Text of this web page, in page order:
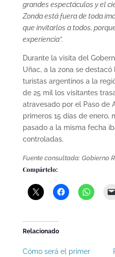
grandes espectáculos y el
Zonda está fuera de toda
que invitarlos a todos,
experiencia”.
Durante la visita del
Uñac, a la zona se
turistas argentinos a la
de 25 mil los visitantes
atravesado por el Paso de
primeros 15 días de enero,
pasado a la misma fecha
controladas.
Fuente consultada: Gobierno
Compártelo:
Relacionado
Cómo será el primer